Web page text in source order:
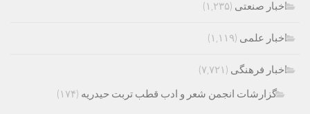
اخبار صنعتی (۱,۲۳۵)
اخبار علمی (۱,۱۱۹)
اخبار فرهنگی (۷,۷۲۱)
گزارشات انجمن شعر و ادب قطب تربت حیدریه (۱۷۴)